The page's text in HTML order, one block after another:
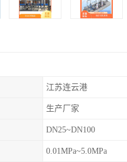
江苏连云港
生产厂家
DN25~DN100
0.01MPa~5.0MPa